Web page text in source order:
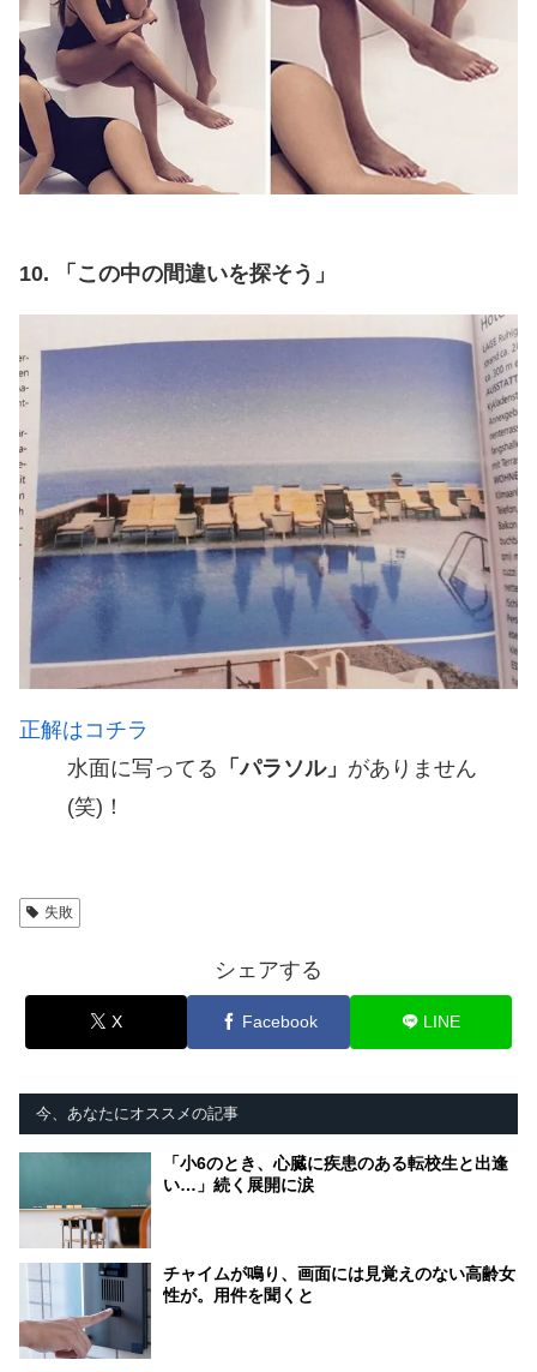
10. 「この中の間違いを探そう」
正解はコチラ
水面に写ってる 「パラソル」 がありません
(笑)！
失敗
シェアする
X Facebook LINE
今、あなたにオススメの記事
「小6のとき、心臓に疾患のある転校生と出逢
い…」続く展開に涙
チャイムが鳴り、画面には見覚えのない高齢女
性が。用件を聞くと